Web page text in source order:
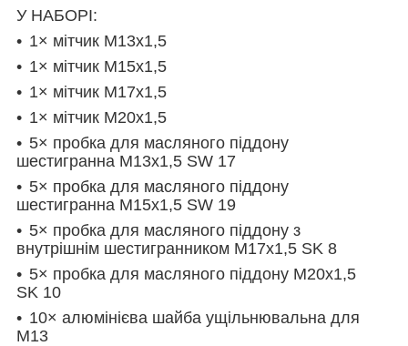
У НАБОРІ:
1× мітчик M13x1,5
1× мітчик M15x1,5
1× мітчик M17x1,5
1× мітчик M20x1,5
5× пробка для масляного піддону
шестигранна M13x1,5 SW 17
5× пробка для масляного піддону
шестигранна M15x1,5 SW 19
5× пробка для масляного піддону з
внутрішнім шестигранником M17x1,5 SK 8
5× пробка для масляного піддону M20x1,5
SK 10
10× алюмінієва шайба ущільнювальна для
M13